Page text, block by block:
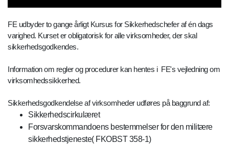
FE udbyder to gange årligt Kursus for Sikkerhedschefer af én dags
varighed. Kurset er obligatorisk for alle virksomheder, der skal
sikkerhedsgodkendes.
Information om regler og procedurer kan hentes i FE's vejledning om
virksomhedssikkerhed.
Sikkerhedsgodkendelse af virksomheder udføres på baggrund af:
Sikkerhedscirkulæret
Forsvarskommandoens bestemmelser for den militære
sikkerhedstjeneste( FKOBST 358-1)